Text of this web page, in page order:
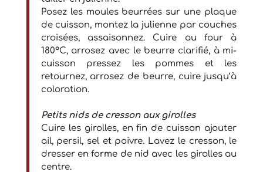
Posez les moules beurrées sur une plaque
de cuisson, montez la julienne par couches
croisées, assaisonnez. Cuire au four à
180°C, arrosez avec le beurre clarifié, à mi-
cuisson pressez les pommes et les
retournez, arrosez de beurre, cuire jusqu’à
coloration.
Petits nids de cresson aux girolles
Cuire les girolles, en fin de cuisson ajouter
ail, persil, sel et poivre. Lavez le cresson, le
dresser en forme de nid avec les girolles au
centre.